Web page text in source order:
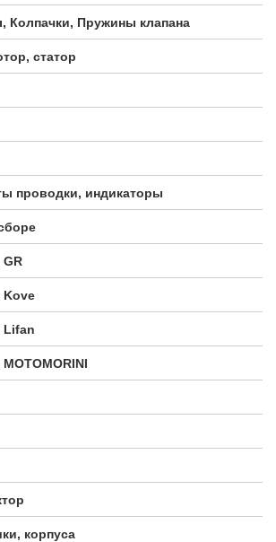
Колпачки, Пружины клапана
статор
проводки, индикаторы
GR
Kove
Lifan
корпуса